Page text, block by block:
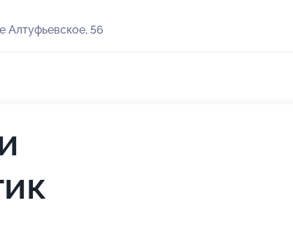
Алтуфьевское, 56